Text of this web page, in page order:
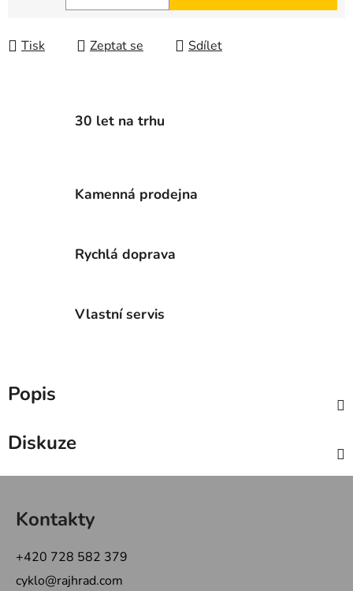
Měrná cena:
Tisk Zeptat se Sdílet
30 let na trhu
Kamenná prodejna
Rychlá doprava
Vlastní servis
Popis
Diskuze
Kontakty
+420 728 582 379
cyklo@rajhrad.com